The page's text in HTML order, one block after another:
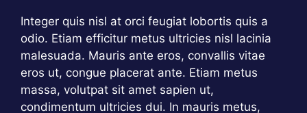
Integer quis nisl at orci feugiat lobortis quis a
odio. Etiam efficitur metus ultricies nisl lacinia
malesuada. Mauris ante eros, convallis vitae
eros ut, congue placerat ante. Etiam metus
massa, volutpat sit amet sapien ut,
condimentum ultricies dui. In mauris metus,